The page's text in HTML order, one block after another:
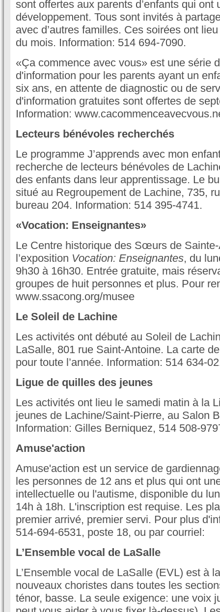
sont offertes aux parents d’enfants qui ont
développement. Tous sont invités à
avec d’autres familles. Ces soirées ont
du mois. Information: 514 694-7090.
«Ça commence avec vous» est une série
d'information pour les parents ayant un
six ans, en attente de diagnostic ou de
d'information gratuites sont offertes de
Information:
Lecteurs bénévoles recherchés
Le programme J’apprends avec mon
recherche de lecteurs bénévoles de
des enfants dans leur apprentissage. Le
situé au Regroupement de Lachine, 735,
bureau 204. Information: 514 395-4741.
«Vocation: Enseignantes»
Le Centre historique des Sœurs de
l’exposition Vocation: Enseignantes, du
9h30 à 16h30. Entrée gratuite, mais
groupes de huit personnes et plus. Pour
www.ssacong.org/musee
Le Soleil de Lachine
Les activités ont débuté au Soleil de
LaSalle, 801 rue Saint-Antoine. La carte
pour toute l’année. Information: 514 634-
Ligue de quilles des jeunes
Les activités ont lieu le samedi matin à la
jeunes de Lachine/Saint-Pierre, au Salon
Information: Gilles Berniquez, 514 508-
Amuse'action
Amuse'action est un service de
les personnes de 12 ans et plus qui ont
intellectuelle ou l'autisme, disponible du
14h à 18h. L'inscription est requise. Les
premier arrivé, premier servi. Pour plus
514-694-6531, poste 18, ou par courriel:
L’Ensemble vocal de LaSalle
L’Ensemble vocal de LaSalle (EVL) est à
nouveaux choristes dans toutes les
ténor, basse. La seule exigence: une voix